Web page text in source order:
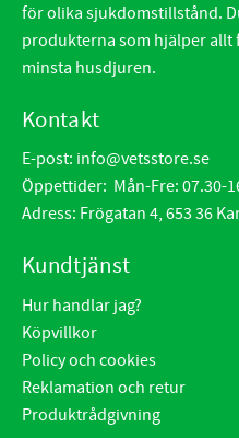
för olika sjukdomstillstånd.
produkterna som hjälper
minsta husdjuren.
Kontakt
E-post: info@vetsstore.se
Öppettider: Mån-Fre: 07.30-
Adress: Frögatan 4, 653 36
Kundtjänst
Hur handlar jag?
Köpvillkor
Policy och cookies
Reklamation och retur
Produktrådgivning